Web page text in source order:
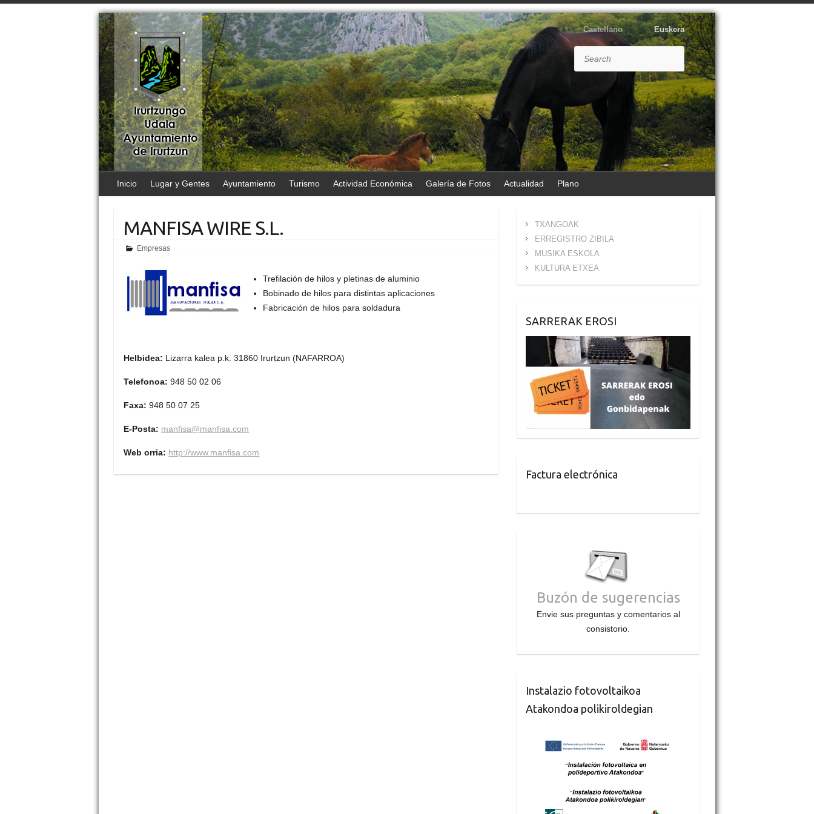
Castellano Euskera
Inicio Lugar y Gentes Ayuntamiento Turismo Actividad Económica Galería de Fotos Actualidad Plano
MANFISA WIRE S.L.
Empresas
Trefilación de hilos y pletinas de aluminio
Bobinado de hilos para distintas aplicaciones
Fabricación de hilos para soldadura
Helbidea: Lizarra kalea p.k. 31860 Irurtzun (NAFARROA)
Telefonoa:948 50 02 06
Faxa:948 50 07 25
E-Posta: manfisa@manfisa.com
Web orria: http://www.manfisa.com
TXANGOAK
ERREGISTRO ZIBILA
MUSIKA ESKOLA
KULTURA ETXEA
SARRERAK EROSI
Factura electrónica
Buzón de sugerencias
Envie sus preguntas y comentarios al
consistorio.
Instalazio fotovoltaikoa
Atakondoa polikiroldegian